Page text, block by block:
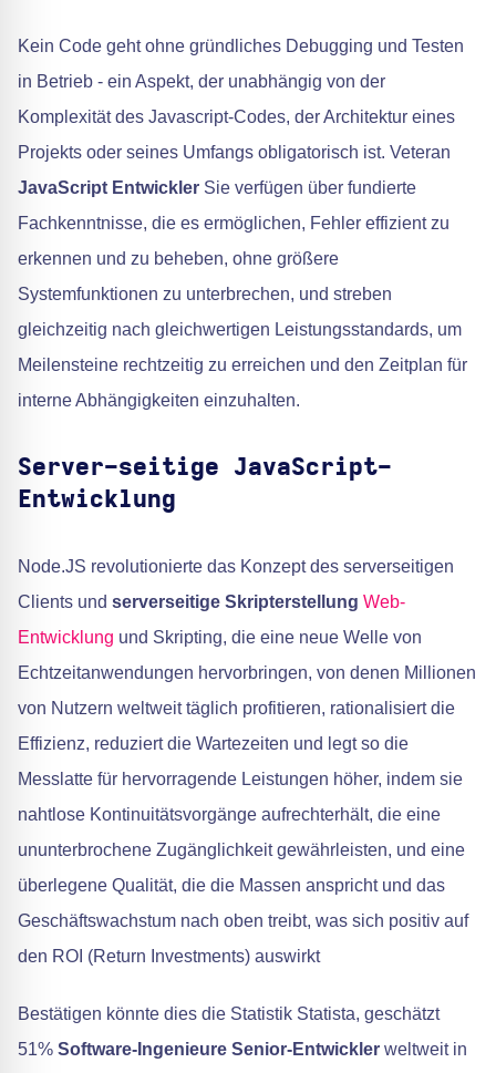
Kein Code geht ohne gründliches Debugging und Testen
in Betrieb - ein Aspekt, der unabhängig von der
Komplexität des Javascript-Codes, der Architektur eines
Projekts oder seines Umfangs obligatorisch ist. Veteran
JavaScript Entwickler Sie verfügen über fundierte
Fachkenntnisse, die es ermöglichen, Fehler effizient zu
erkennen und zu beheben, ohne größere
Systemfunktionen zu unterbrechen, und streben
gleichzeitig nach gleichwertigen Leistungsstandards, um
Meilensteine rechtzeitig zu erreichen und den Zeitplan für
interne Abhängigkeiten einzuhalten.
Server-seitige JavaScript-
Entwicklung
Node.JS revolutionierte das Konzept des serverseitigen
Clients und serverseitige Skripterstellung Web-
Entwicklung und Skripting, die eine neue Welle von
Echtzeitanwendungen hervorbringen, von denen Millionen
von Nutzern weltweit täglich profitieren, rationalisiert die
Effizienz, reduziert die Wartezeiten und legt so die
Messlatte für hervorragende Leistungen höher, indem sie
nahtlose Kontinuitätsvorgänge aufrechterhält, die eine
ununterbrochene Zugänglichkeit gewährleisten, und eine
überlegene Qualität, die die Massen anspricht und das
Geschäftswachstum nach oben treibt, was sich positiv auf
den ROI (Return Investments) auswirkt
Bestätigen könnte dies die Statistik Statista, geschätzt
51% Software-Ingenieure Senior-Entwickler weltweit in